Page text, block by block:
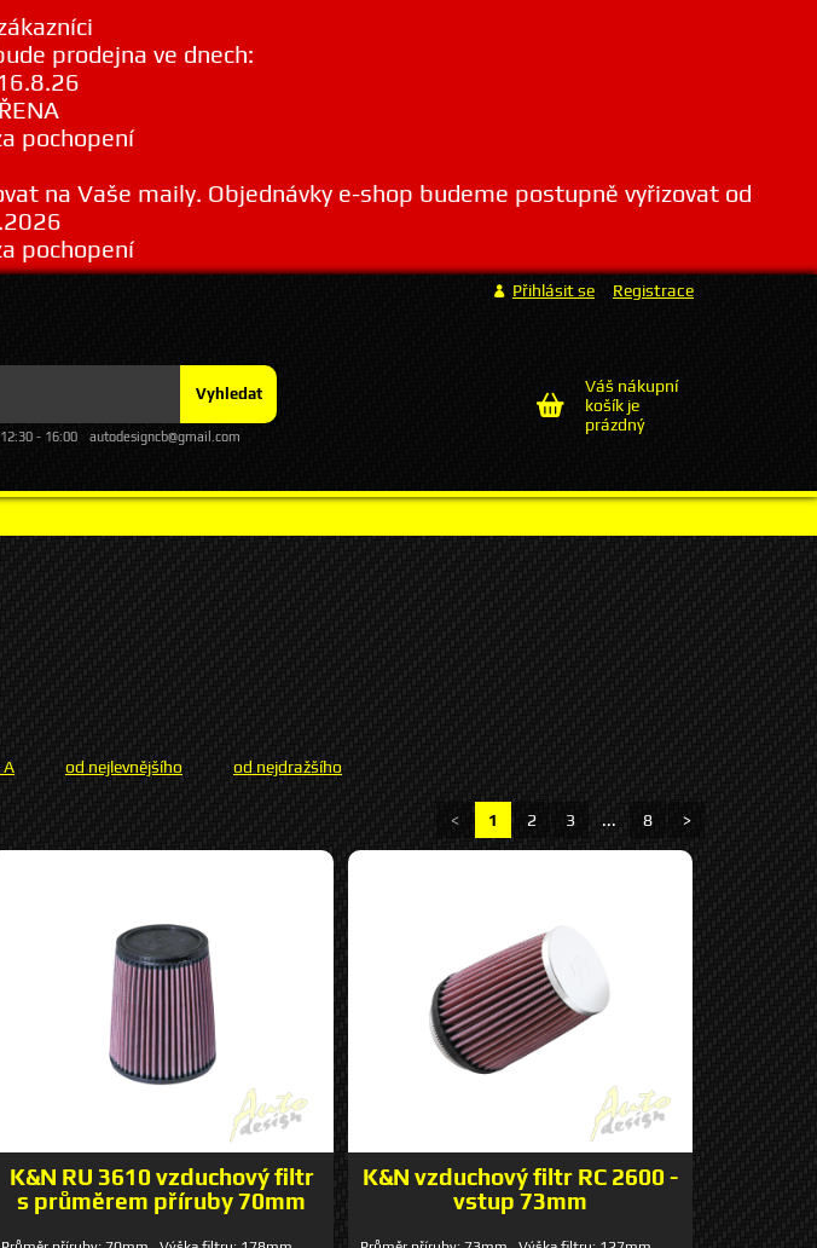
prodejna ve dnech:
pochopení
na Vaše maily. Objednávky e-shop budeme postupně vyřizovat od
pochopení
Vyhledat
- 16:00 autodesigncb@gmail.com
Přihlásit se Registrace
Váš nákupní
košík je
prázdný
A od nejlevnějšího od nejdražšího
< 1 2 3 ... 8 >
K&N RU 3610 vzduchový filtr
s průměrem příruby 70mm
K&N vzduchový filtr RC 2600 -
vstup 73mm